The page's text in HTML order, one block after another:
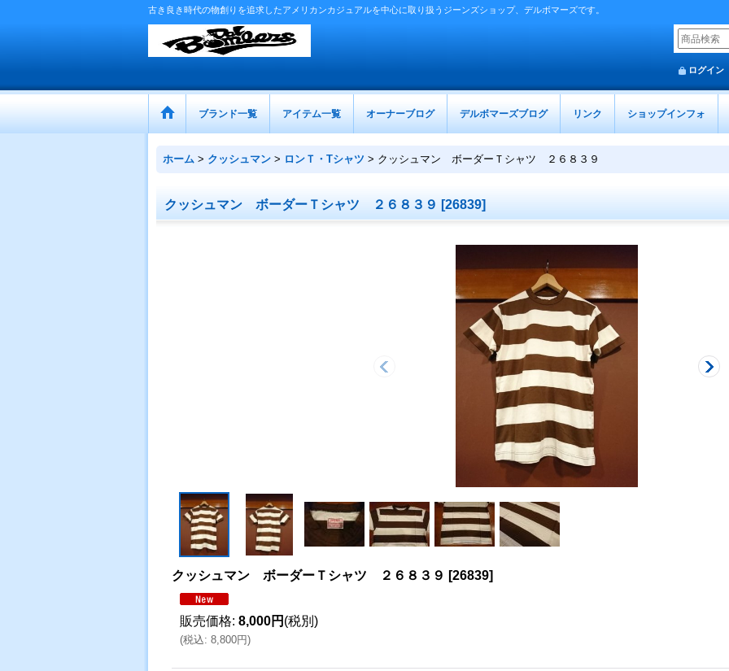
古き良き時代の物創りを追求したアメリカンカジュアルを中心に取り扱うジーンズショップ、デルボマーズです。
ログイン
ブランド一覧 アイテム一覧 オーナーブログ デルボマーズブログ リンク ショップインフォ
ホーム > クッシュマン > ロンＴ・Tシャツ > クッシュマン ボーダーＴシャツ ２６８３９
クッシュマン ボーダーＴシャツ ２６８３９ [26839]
クッシュマン ボーダーＴシャツ ２６８３９ [26839]
販売価格: 8,000円 (税別)
(税込: 8,800円)